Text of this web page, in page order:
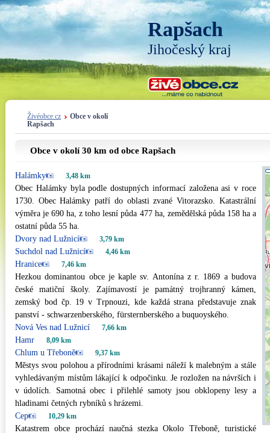
Rapšach
Jihočeský kraj
Živéobce.cz
Obce v okolí
Rapšach
Obce v okolí 30 km od obce Rapšach
Halámky 3,48 km
Obec Halámky byla podle dostupných informací založena asi v roce
1730. Obec Halámky patří do oblasti zvané Vitorazsko. Katastrální
výměra je 690 ha, z toho lesní půda 477 ha, zemědělská půda 158 ha a
ostatní půda 55 ha.
Dvory nad Lužnicí
3,79 km
Suchdol nad Lužnicí 4,46 km
Hranice 7,46 km
Hezkou dominantou obce je kaple sv. Antonína z r. 1869 a budova
české matiční školy. Zajímavostí je památný trojhranný kámen,
zemský bod čp. 19 v Trpnouzi, kde každá strana představuje znak
panství - schwarzenberského, fürsternberského a buquoyského.
Nová Ves nad Lužnicí
7,66 km
Hamr 8,09 km
Chlum u Třeboně 9,37 km
Městys svou polohou a přírodními krásami náleží k malebným a stále
vyhledávaným místům lákající k odpočinku. Je rozložen na návrších i
v údolích. Samotná obec i přilehlé samoty jsou obklopeny lesy a
hladinami četných rybníků s hrázemi.
Cep
10,29 km
Katastrem obce prochází naučná stezka Okolo Třeboně, turistické